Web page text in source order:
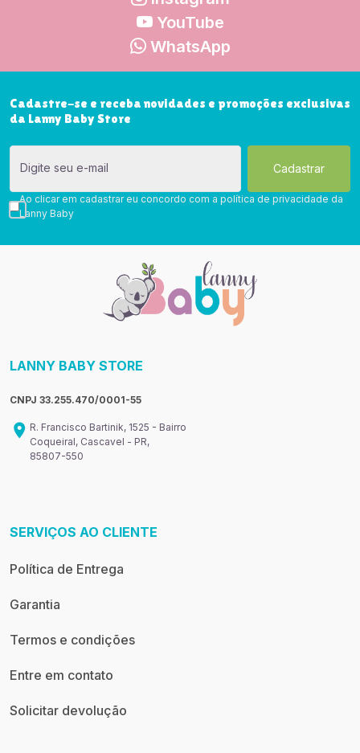
YouTube
WhatsApp
Cadastre-se e receba novidades e promoções exclusivas
da Lanny Baby Store
Digite seu e-mail
Ao clicar em cadastrar eu concordo com a política de privacidade da
Lanny Baby
LANNY BABY STORE
CNPJ 33.255.470/0001-55
R. Francisco Bartinik, 1525 - Bairro
Coqueiral, Cascavel - PR,
85807-550
SERVIÇOS AO CLIENTE
Política de Entrega
Garantia
Termos e condições
Entre em contato
Solicitar devolução